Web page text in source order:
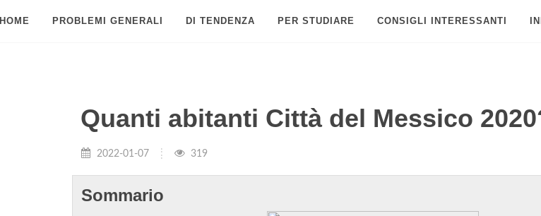
PROBLEMI GENERALI DI TENDENZA PER STUDIARE CONSIGLI INTERESSANTI
Quanti abitanti Città del Messico
2022-01-07 319
Sommario